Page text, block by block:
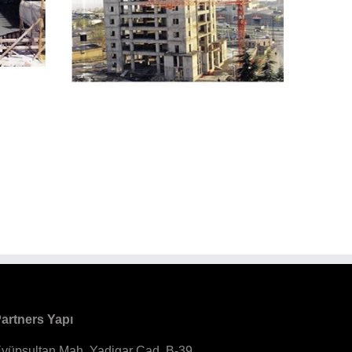
Yapı